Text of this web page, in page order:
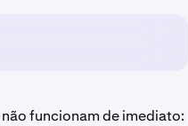
funcionam de imediato: